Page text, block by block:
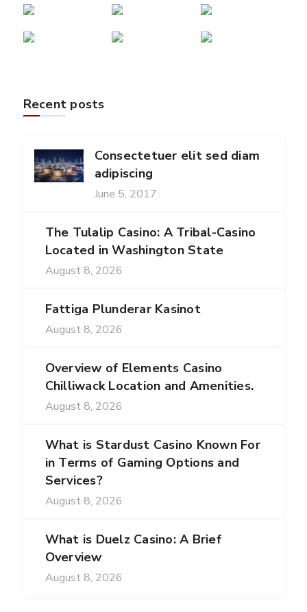
Recent posts
Consectetuer elit sed diam
adipiscing
June 5, 2017
The Tulalip Casino: A Tribal-Casino
Located in Washington State
August 8, 2026
Fattiga Plunderar Kasinot
August 8, 2026
Overview of Elements Casino
Chilliwack Location and Amenities.
August 8, 2026
What is Stardust Casino Known For
in Terms of Gaming Options and
Services?
August 8, 2026
What is Duelz Casino: A Brief
Overview
August 8, 2026